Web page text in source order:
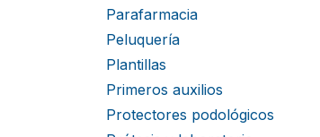
Parafarmacia
Peluquería
Plantillas
Primeros auxilios
Protectores podológicos